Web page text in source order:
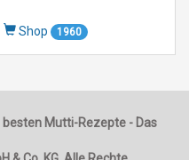
Shop 1960
Mutti-Rezepte - Das